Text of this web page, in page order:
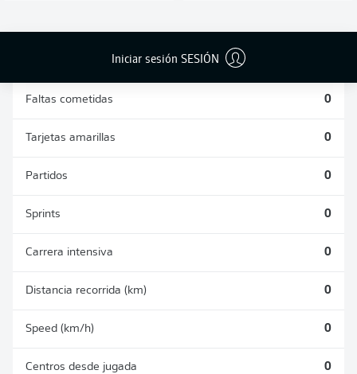
Iniciar sesión SESIÓN
Faltas cometidas 0
Tarjetas amarillas 0
Partidos 0
Sprints 0
Carrera intensiva 0
Distancia recorrida (km) 0
Speed (km/h) 0
Centros desde jugada 0